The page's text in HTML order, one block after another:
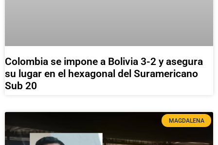
Colombia se impone a Bolivia 3-2 y asegura
su lugar en el hexagonal del Suramericano
Sub 20
MAGDALENA